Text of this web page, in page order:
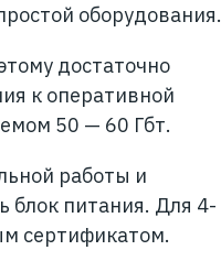
оборудования.
достаточно
к оперативной
50 — 60 Гбт.
работы и
блок питания. Для 4-
сертификатом.